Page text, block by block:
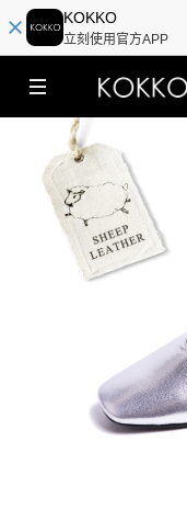
KOKKO
立刻使用官方APP